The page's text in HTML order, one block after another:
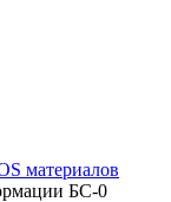
материалов
БС-0